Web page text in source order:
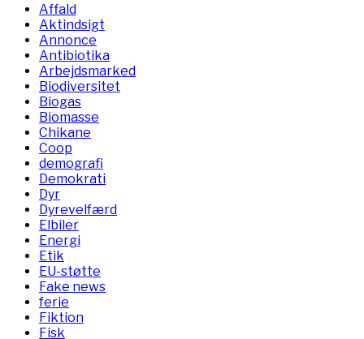
Affald
Aktindsigt
Annonce
Antibiotika
Arbejdsmarked
Biodiversitet
Biogas
Biomasse
Chikane
Coop
demografi
Demokrati
Dyr
Dyrevelfærd
Elbiler
Energi
Etik
EU-støtte
Fake news
ferie
Fiktion
Fisk